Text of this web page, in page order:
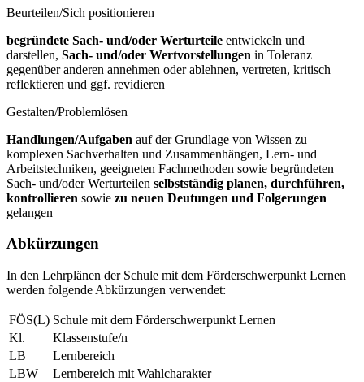
Beurteilen/Sich positionieren
begründete Sach- und/oder Werturteile entwickeln und
darstellen, Sach- und/oder Wertvorstellungen in Toleranz
gegenüber anderen annehmen oder ablehnen, vertreten, kritisch
reflektieren und ggf. revidieren
Gestalten/Problemlösen
Handlungen/Aufgaben auf der Grundlage von Wissen zu
komplexen Sachverhalten und Zusammenhängen, Lern- und
Arbeitstechniken, geeigneten Fachmethoden sowie begründeten
Sach- und/oder Werturteilen selbstständig planen, durchführen,
kontrollieren sowie zu neuen Deutungen und Folgerungen
gelangen
Abkürzungen
In den Lehrplänen der Schule mit dem Förderschwerpunkt Lernen
werden folgende Abkürzungen verwendet:
FÖS(L) Schule mit dem Förderschwerpunkt Lernen
Kl.
Klassenstufe/n
LB
Lernbereich
LBW
Lernbereich mit Wahlcharakter